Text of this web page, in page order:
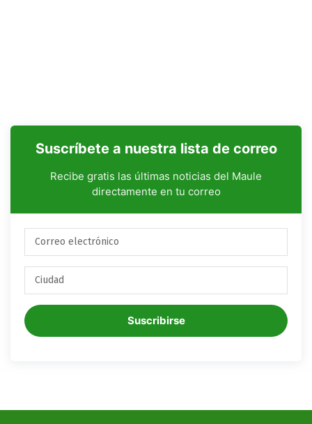
Suscríbete a nuestra lista de correo
Recibe gratis las últimas noticias del Maule
directamente en tu correo
Suscribirse